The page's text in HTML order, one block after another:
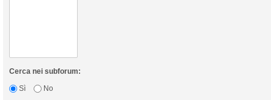
Cerca nei subforum:
Sì
No